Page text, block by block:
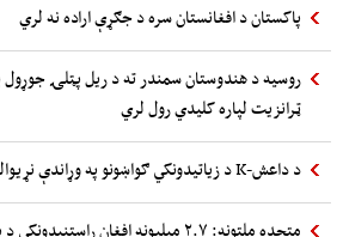
پاکستان د افغانستان سره د جګړې اراده نه لري
روسیه د هندوستان سمندر ته د ریل پټلۍ جوړول
ټرانزیت لپاره کلیدي رول لري
د داعش-K د زیاتیدونکي ګواښونو په وړاندې نړیواله همکاري اړینه ده
متحده ملتونه: ۲.۷ میلیونه افغان